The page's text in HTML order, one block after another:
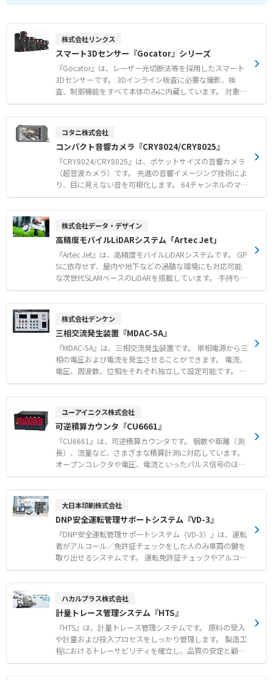
株式会社リンクス
スマート3Dセンサー『Gocator』シリーズ
『Gocator』は、レーザー光切断法等を採用したスマート
3Dセンサーです。 3Dインライン検査に必要な撮影、検
査、制御機能をすべて本体のみに内蔵しています。 対象物
を高速かつ高精度に3次元スキャンし、寸法計測や外観検
査の判定結果をPLCへ出力いたします。 プログラミング経
計測ツールを標準搭載しています。 撮像手法、視野幅、解
像度などの仕様を組み合わせた豊富なラインナップによ
り、さまざまな現場のニーズに対応いたします。 外部コン
トローラ不要のシンプルな構成で、生産ラインにおけるリ
アルタイムな3次元インライン検査を実現いたします。
【特徴】 ●撮影・寸法計測・判定結果出力まで本体のみで
完結するコントローラレス設計 ●マウス操作でプログラミ
野幅などの細かな仕様から最適な1台を選べる豊富なライ
ンナップ 【用途・事例】 ●ワークの3次元形状スキャンお
よび各種寸法計測・外観検査 ●製造ラインにおけるリアル
タイムな3次元インライン検査 ●OK/NG判定結果のPLC出
力による検査工程の自動化
コタニ株式会社
コンパクト音響カメラ『CRY8024/CRY8025』
『CRY8024/CRY8025』は、ポケットサイズの音響カメラ
（超音波カメラ）です。 先進の音響イメージング技術によ
り、目に見えない音を可視化します。 64チャンネルのマイ
クアレイを搭載し、リアルタイムで音源の位置特定を行い
ます。 圧縮空気の漏れや部分放電などの異常を迅速に特定
えたインターフェースにより、スマートフォンのように簡
単に操作可能です。 IP54保護と1.5mの落下試験をクリア
した頑丈な設計で、厳しい産業環境に対応します。 WLAN
ホットスポットを介して現場で結果を共有できるほか、モ
バイルアプリでの検査報告書の生成も容易です。 【特徴】
●64チャンネルのマイクアレイによる遠方音源のリアルタ
イムな可視化 ●自動周波数範囲選択機能を備えたスマート
クリアした堅牢な設計 ●PCソフトウェアもご用意（CRY8
025） 【用途・事例】 ●厳しい産業環境における圧縮空気
やガス漏れ検知 ●産業検査における部分放電やその他の異
常の迅速な特定 ●自動車修理やHVACメンテナンスにおけ
る音源の特定
株式会社データ・デザイン
高精度モバイルLiDARシステム「Artec Jet」
『Artec Jet』は、高精度モバイルLiDARシステムです。 GP
Sに依存せず、屋内や地下などの過酷な環境にも対応可能
な次世代SLAMベースのLiDARを搭載しています。 手持ちで
のスキャンから完全自律型ドローンでの運用まで、さまざ
まな状況に柔軟に対応します。 測量グレードの精度による
デジタルツイン構築を強力にサポートいたします。 【特
徴】 ●測量レベルの精度による高速3Dマッピングと高密
度点群取得 ●GPS非依存で屋内や地下などの過酷な環境で
のスキャン対応 ●手持ちから完全自律型ドローンまで運用
形態に応じた高い柔軟性 【用途・事例】 ●屋内や地下空
間における高精度な3Dモデル化 ●車両やドローン搭載に
よる広域実空間のデジタルツイン構築 ●トリプルリターン
株式会社デンケン
三相交流発生装置『MDAC-5A』
『MDAC-5A』は、三相交流発生装置です。 単相電源から三
相の電圧および電流を発生させることができます。 電流、
電圧、周波数、位相をそれぞれ独立して設定可能です。 操
作性に優れており、取扱いが非常に簡単です。 キュービク
ルに設置する計器類の動作確認、配線確認を容易に行えま
の試験にも対応しています。 本体は約22kgと軽量かつコ
ンパクトな設計で、試験工程の時間短縮を実現します。
【特徴】 ●電流・電圧・周波数・位相をそれぞれ独立して
設定可能な優れた操作性 ●重量約22kgを達成した持ち運
びに便利な軽量コンパクト設計 ●校正やループチェックの
手間を減らし試験工程の時間短縮を実現 【用途・事例】
●キュービクルの計器類の動作確認 ●電力量計の対向試験
ユーアイニクス株式会社
可逆積算カウンタ『CU6661』
『CU6661』は、可逆積算カウンタです。 個数や距離（測
長）、流量など、さまざまな積算計測に対応しています。
オープンコレクタや電圧、電流といったパルス信号のほ
か、交流電圧信号やラインレシーバ信号など、多様なセン
サー信号を受信可能です。 単相1MHz、90度位相差入力25
えています。 監視・制御用の警報出力を付与できるほか、
アナログ信号や各種通信などの多彩なインターフェースを
搭載可能です。 安心の4年間保証が付属しています。 【特
徴】 ●多様なセンサー信号やパルス信号の受信に対応する
高い汎用性 ●単相1MHzおよび90度位相差入力250kHzま
で対応する高速応答性 ●警報出力や各種通信機能を搭載可
能な親和性の高いインターフェース 【用途・事例】 ●工
測 ●エンコーダや各種センサーと組み合わせた高精度な距
離や長さの測定 ●警報出力やアナログ信号伝送を活用した
外部機器の監視・制御システム
大日本印刷株式会社
DNP安全運転管理サポートシステム『VD-3』
『DNP安全運転管理サポートシステム（VD-3）』は、運転
者がアルコール／免許証チェックをした人のみ車両の鍵を
取り出せるシステムです。 運転免許証チェックやアルコー
ルチェックの実施から記録までをサポートし、管理者様の
手間や負担を軽減します。 免許証の不携帯／有効期限切れ
とで、運転者と企業の社会的信用を守ります。 2026年1月
より「マイナ免許証」に対応しております。 【特徴】 ●
アルコール検査と免許証確認をクリアした際のみ車両鍵を
取り出せる物理的制御 ● 顔写真撮影によるなりすまし防
止や免許証の有効期限・不携帯チェック機能 ● 検査結果
の自動記録と帳票作成による管理者の業務負担軽減と不正
防止 【用途・事例】 ● 安全運転管理者選任事業所におけ
ハカルプラス株式会社
計量トレース管理システム『HTS』
『HTS』は、計量トレース管理システムです。 原料の受入
や計量および投入プロセスをしっかり管理します。 製造工
程におけるトレーサビリティを確立し、品質の安定と顧客
対応のスピードアップを図れます。 計量システムを導入す
ることで原料間違いや計量ミスおよび記録間違いを削減で